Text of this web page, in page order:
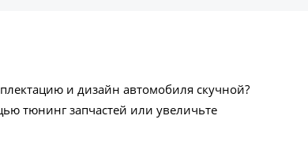
и дизайн автомобиля скучной?
тюнинг запчастей или увеличьте